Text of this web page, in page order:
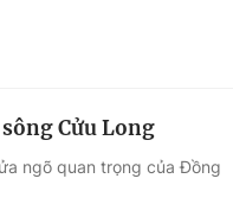
Cửu Long
ngõ quan trọng của Đồng